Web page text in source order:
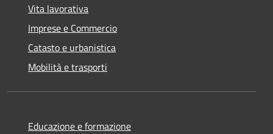
Vita lavorativa
Imprese e Commercio
Catasto e urbanistica
Mobilità e trasporti
Educazione e formazione